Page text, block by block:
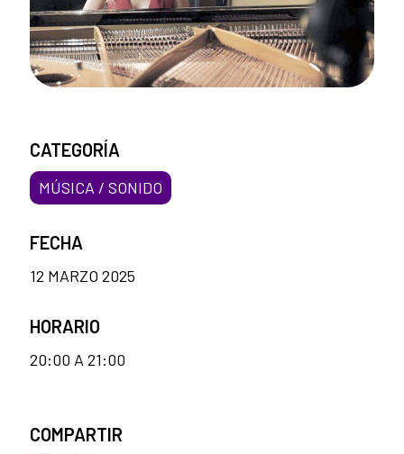
CATEGORÍA
MÚSICA / SONIDO
FECHA
12 MARZO 2025
HORARIO
20:00 A 21:00
COMPARTIR